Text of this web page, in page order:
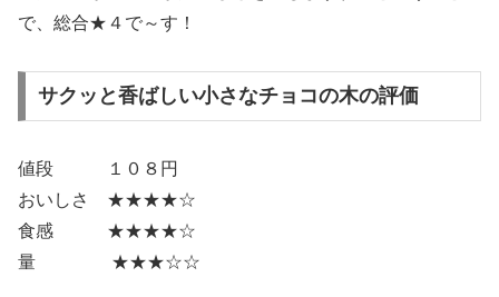
で、総合★４で～す！
サクッと香ばしい小さなチョコの木​の評価
値段 １０８円
おいしさ ★★★★☆
食感 ★★★★☆
量 ★★★☆☆